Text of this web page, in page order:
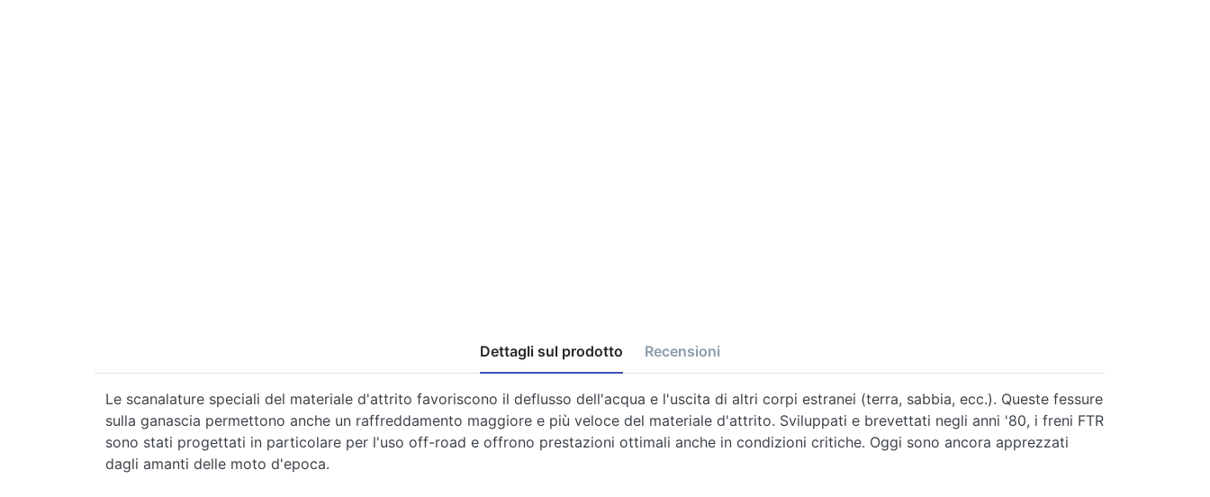
Dettagli sul prodotto Recensioni
Le scanalature speciali del materiale d'attrito favoriscono il deflusso dell'acqua e l'uscita di altri corpi estranei (terra, sabbia, ecc.). Queste fessure
sulla ganascia permettono anche un raffreddamento maggiore e più veloce del materiale d'attrito. Sviluppati e brevettati negli anni '80, i freni FTR
sono stati progettati in particolare per l'uso off-road e offrono prestazioni ottimali anche in condizioni critiche. Oggi sono ancora apprezzati
dagli amanti delle moto d'epoca.